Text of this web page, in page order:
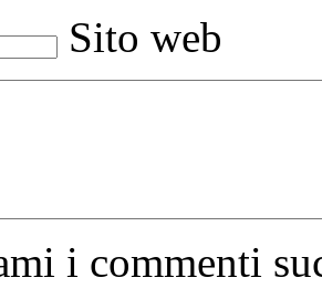
Sito web
i commenti